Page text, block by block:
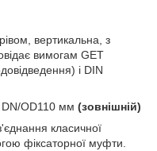
вертикальна, з
вимогам GET
і DIN
DN/OD110 мм (зовнішній)
класичної
фіксаторної муфти.